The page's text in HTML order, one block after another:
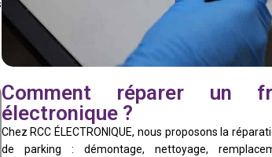
Comment réparer un
électronique ?
Chez RCC ÉLECTRONIQUE, nous proposons la
de parking : démontage, nettoyage,